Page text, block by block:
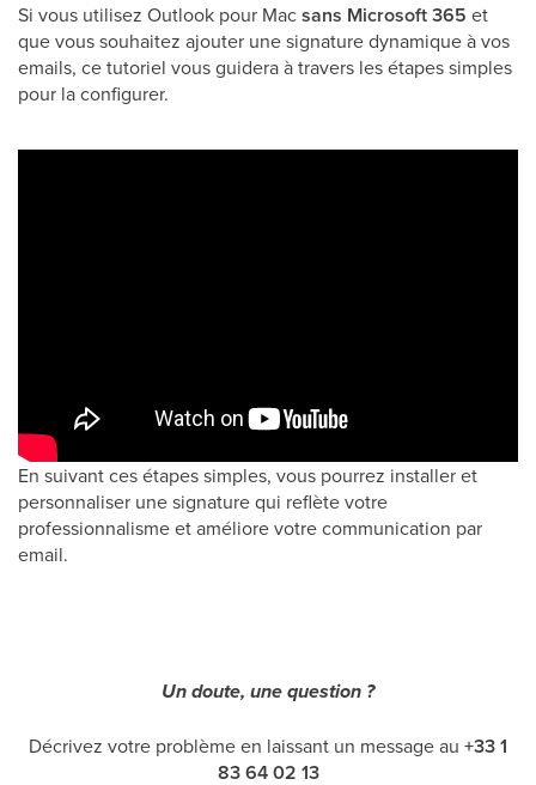
Si vous utilisez Outlook pour Macsans Microsoft 365 et
que vous souhaitez ajouter une signature dynamique à vos
emails, ce tutoriel vous guidera à travers les étapes simples
pour la configurer.
En suivant ces étapes simples, vous pourrez installer et
personnaliser une signature qui reflète votre
professionnalisme et améliore votre communication par
email.
Un doute, une question ?
Décrivez votre problème en laissant un message au +33 1
83 64 02 13